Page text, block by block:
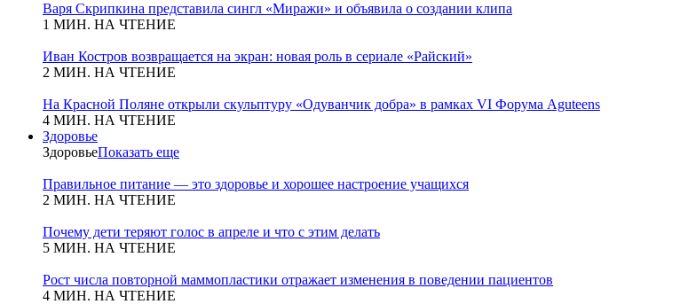
Варя Скрипкина представила сингл «Миражи» и объявила о создании клипа
1 МИН. НА ЧТЕНИЕ
Иван Костров возвращается на экран: новая роль в сериале «Райский»
2 МИН. НА ЧТЕНИЕ
На Красной Поляне открыли скульптуру «Одуванчик добра» в рамках VI Форума Aguteens
4 МИН. НА ЧТЕНИЕ
Здоровье
ЗдоровьеПоказать еще
Правильное питание — это здоровье и хорошее настроение учащихся
2 МИН. НА ЧТЕНИЕ
Почему дети теряют голос в апреле и что с этим делать
5 МИН. НА ЧТЕНИЕ
Рост числа повторной маммопластики отражает изменения в поведении пациентов
4 МИН. НА ЧТЕНИЕ